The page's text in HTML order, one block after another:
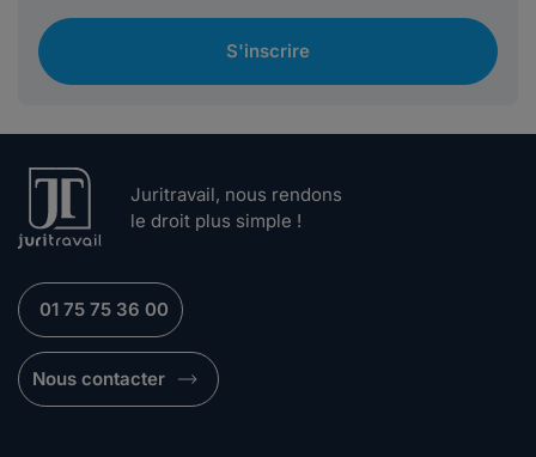
S'inscrire
Juritravail, nous rendons
le droit plus simple !
01 75 75 36 00
Nous contacter